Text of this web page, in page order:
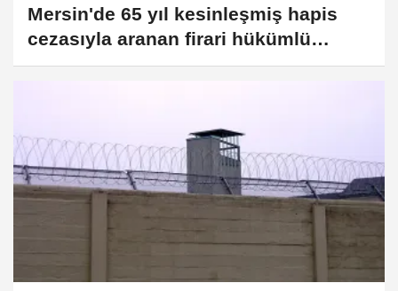
Mersin'de 65 yıl kesinleşmiş hapis
cezasıyla aranan firari hükümlü
yakalandı